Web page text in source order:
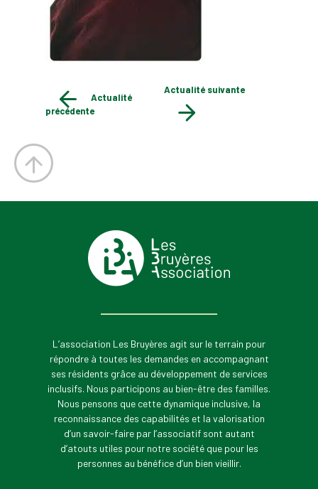
Actualité
précédente
Actualité suivante
L’association Les Bruyères agit sur le terrain pour
répondre à toutes les demandes en accompagnant
ses résidents grâce au développement de services
inclusifs. Nous participons au bien-être des familles.
Nous pensons que cette dynamique inclusive, la
reconnaissance des capabilités et la valorisation
d’un savoir-faire par l’associatif sont autant
d’atouts utiles pour notre société que pour les
personnes au bénéfice d’un bien vieillir.